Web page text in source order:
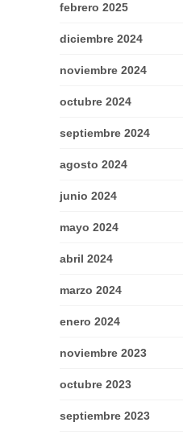
febrero 2025
diciembre 2024
noviembre 2024
octubre 2024
septiembre 2024
agosto 2024
junio 2024
mayo 2024
abril 2024
marzo 2024
enero 2024
noviembre 2023
octubre 2023
septiembre 2023